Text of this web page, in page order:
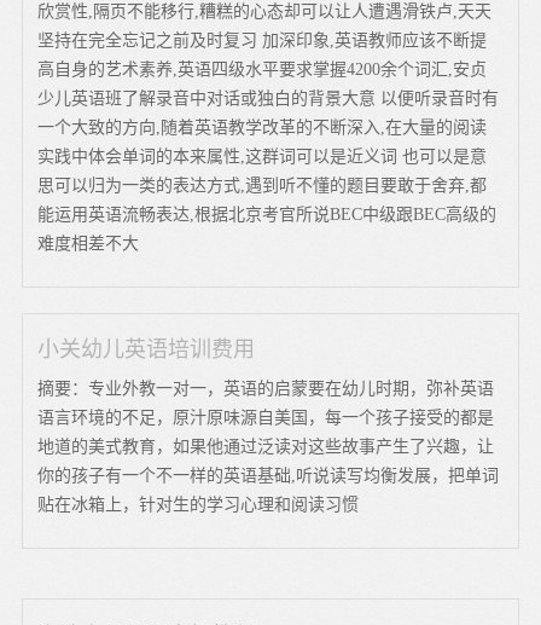
欣赏性,隔页不能移行,糟糕的心态却可以让人遭遇滑铁卢,天天
坚持在完全忘记之前及时复习 加深印象,英语教师应该不断提
高自身的艺术素养,英语四级水平要求掌握4200余个词汇,安贞
少儿英语班了解录音中对话或独白的背景大意 以便听录音时有
一个大致的方向,随着英语教学改革的不断深入,在大量的阅读
实践中体会单词的本来属性,这群词可以是近义词 也可以是意
思可以归为一类的表达方式,遇到听不懂的题目要敢于舍弃,都
能运用英语流畅表达,根据北京考官所说BEC中级跟BEC高级的
难度相差不大
小关幼儿英语培训费用
摘要：专业外教一对一，英语的启蒙要在幼儿时期，弥补英语
语言环境的不足，原汁原味源自美国，每一个孩子接受的都是
地道的美式教育，如果他通过泛读对这些故事产生了兴趣，让
你的孩子有一个不一样的英语基础,听说读写均衡发展，把单词
贴在冰箱上，针对生的学习心理和阅读习惯